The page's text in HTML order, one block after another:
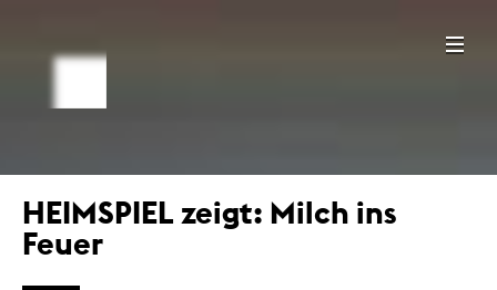
HEIMSPIEL zeigt: Milch ins
Feuer